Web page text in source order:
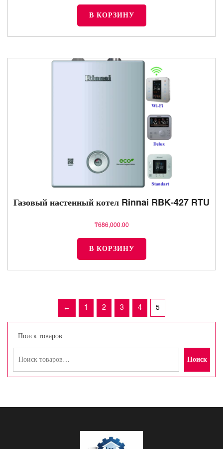
В КОРЗИНУ
Газовый настенный котел Rinnai RBK-427 RTU
₸686,000.00
В КОРЗИНУ
← 1 2 3 4 5
Поиск товаров
Поиск